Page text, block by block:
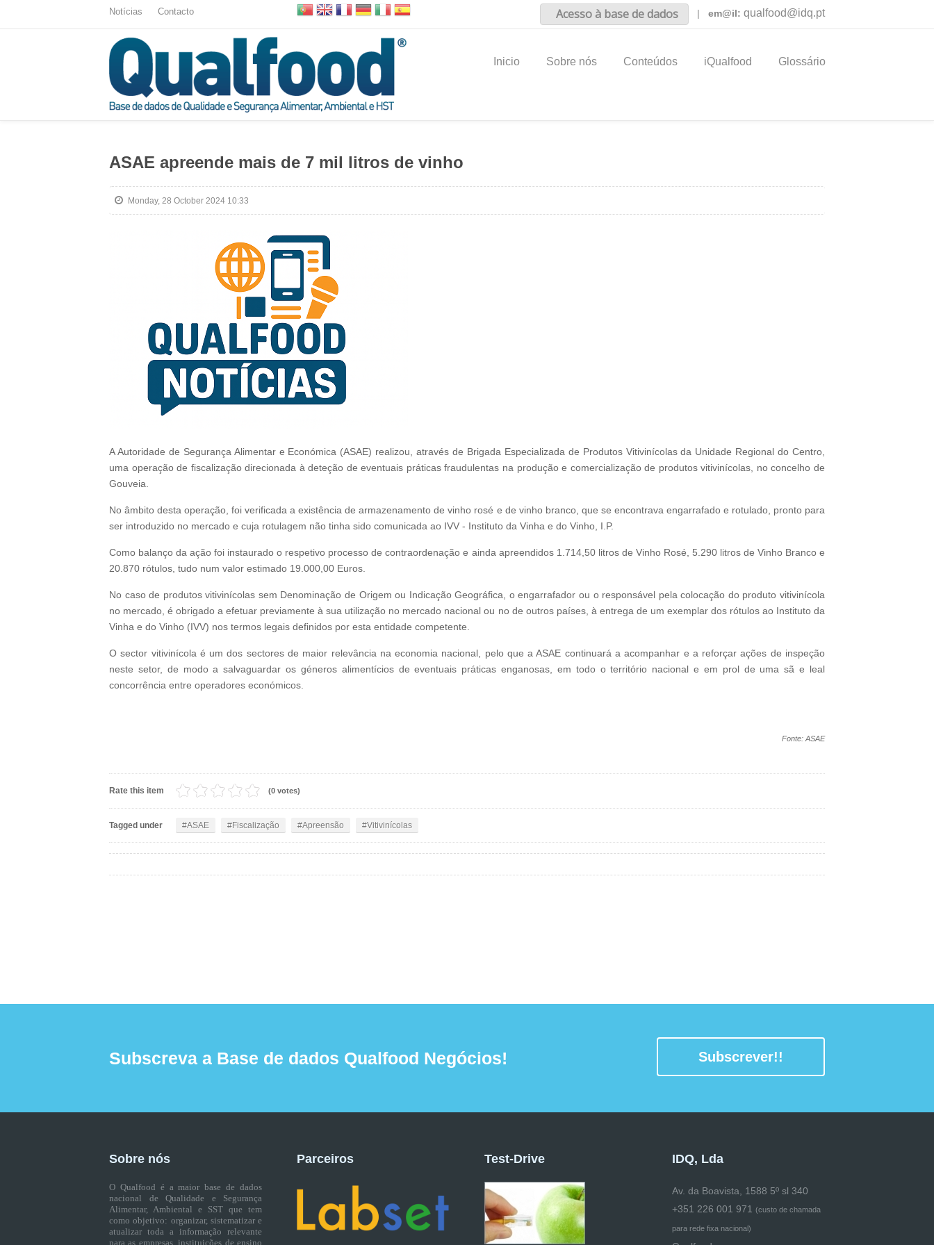
Notícias Contacto Acesso à base de dados | em@il: qualfood@idq.pt
Inicio Sobre nós Conteúdos iQualfood Glossário
ASAE apreende mais de 7 mil litros de vinho
Monday, 28 October 2024 10:33
A Autoridade de Segurança Alimentar e Económica (ASAE) realizou, através de Brigada Especializada de Produtos Vitivinícolas da Unidade Regional do Centro,
uma operação de fiscalização direcionada à deteção de eventuais práticas fraudulentas na produção e comercialização de produtos vitivinícolas, no concelho de
Gouveia.
No âmbito desta operação, foi verificada a existência de armazenamento de vinho rosé e de vinho branco, que se encontrava engarrafado e rotulado, pronto para
ser introduzido no mercado e cuja rotulagem não tinha sido comunicada ao IVV - Instituto da Vinha e do Vinho, I.P.
Como balanço da ação foi instaurado o respetivo processo de contraordenação e ainda apreendidos 1.714,50 litros de Vinho Rosé, 5.290 litros de Vinho Branco e
20.870 rótulos, tudo num valor estimado 19.000,00 Euros.
No caso de produtos vitivinícolas sem Denominação de Origem ou Indicação Geográfica, o engarrafador ou o responsável pela colocação do produto vitivinícola
no mercado, é obrigado a efetuar previamente à sua utilização no mercado nacional ou no de outros países, à entrega de um exemplar dos rótulos ao Instituto da
Vinha e do Vinho (IVV) nos termos legais definidos por esta entidade competente.
O sector vitivinícola é um dos sectores de maior relevância na economia nacional, pelo que a ASAE continuará a acompanhar e a reforçar ações de inspeção
neste setor, de modo a salvaguardar os géneros alimentícios de eventuais práticas enganosas, em todo o território nacional e em prol de uma sã e leal
concorrência entre operadores económicos.
Fonte: ASAE
Rate this item (0 votes)
Tagged under ASAE Fiscalização Apreensão Vitivinícolas
Subscreva a Base de dados Qualfood Negócios! Subscrever!!
Sobre nós
O Qualfood é a maior base de dados
nacional de Qualidade e Segurança
Alimentar, Ambiental e SST que tem
como objetivo: organizar, sistematizar e
atualizar toda a informação relevante
para as empresas, instituições de ensino
Parceiros Test-Drive IDQ, Lda
Av. da Boavista, 1588 5º sl 340
+351 226 001 971 (custo de chamada
para rede fixa nacional)